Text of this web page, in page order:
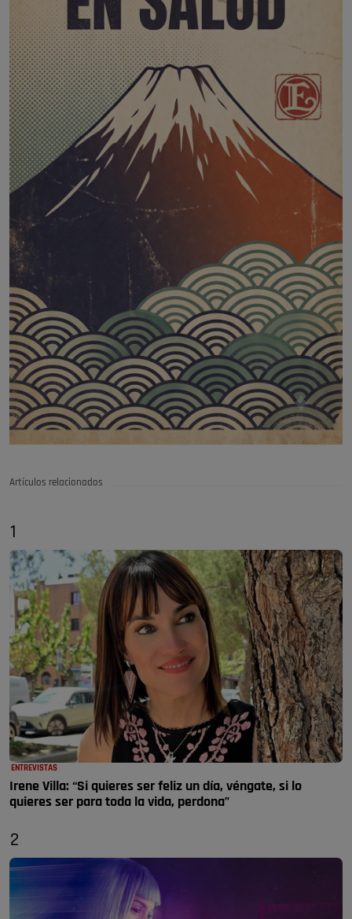
Artículos relacionados
1
ENTREVISTAS
Irene Villa: “Si quieres ser feliz un día, véngate, si lo
quieres ser para toda la vida, perdona”
2